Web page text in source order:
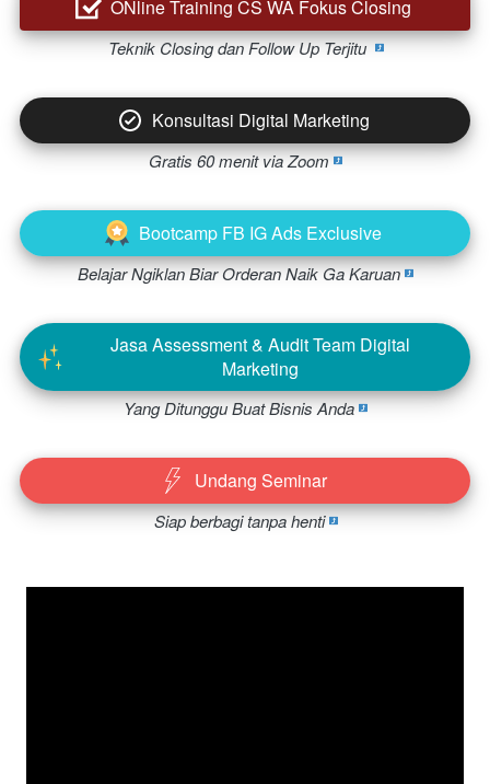
` ONline Training CS WA Fokus Closing
Teknik Closing dan Follow Up Terjitu
` Konsultasi Digital Marketing
Gratis 60 menit via Zoom
` Bootcamp FB IG Ads Exclusive
Belajar Ngiklan Biar Orderan Naik Ga Karuan
`
Jasa Assessment & Audit Team Digital
Marketing
Yang Ditunggu Buat Bisnis Anda
` Undang Seminar
Siap berbagi tanpa henti